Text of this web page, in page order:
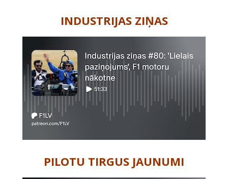
INDUSTRIJAS ZIŅAS
PILOTU TIRGUS JAUNUMI